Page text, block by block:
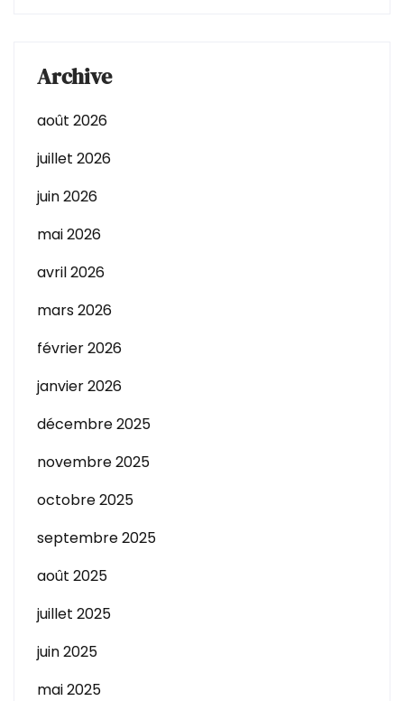
Archive
août 2026
juillet 2026
juin 2026
mai 2026
avril 2026
mars 2026
février 2026
janvier 2026
décembre 2025
novembre 2025
octobre 2025
septembre 2025
août 2025
juillet 2025
juin 2025
mai 2025